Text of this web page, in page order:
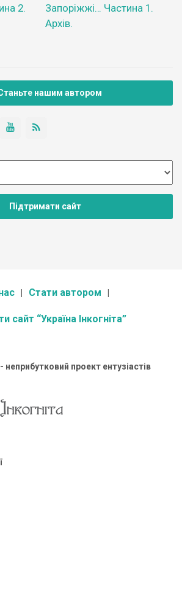
2.
Запоріжжі… Частина 1.
Архів.
нашим автором
Підтримати сайт
Стати автором
сайт “Україна Інкогніта”
- неприбутковий проект ентузіастів